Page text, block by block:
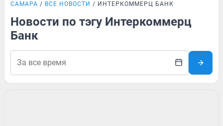
САМАРА ВСЕ НОВОСТИ ИНТЕРКОММЕРЦ БАНК
Новости по тэгу Интеркоммерц
Банк